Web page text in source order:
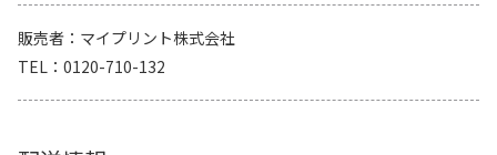
販売者
マイプリント株式会社
TEL
0120-710-132